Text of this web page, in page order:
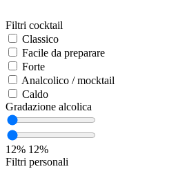
Filtri cocktail
Classico
Facile da preparare
Forte
Analcolico / mocktail
Caldo
Gradazione alcolica
12% 12%
Filtri personali